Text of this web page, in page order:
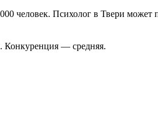
человек. Психолог в Твери может
Конкуренция — средняя.